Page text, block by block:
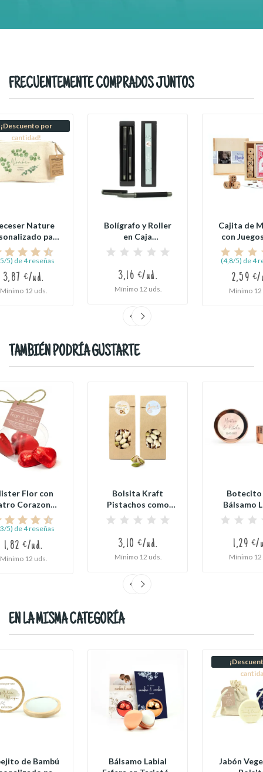
FRECUENTEMENTE COMPRADOS JUNTOS
¡Descuento por
cantidad!
Nature
para
Comunión
5) de 4 reseñas
3,87 €/ud.
Mínimo 12 uds.
Bolígrafo y Roller
en Caja
Personalizada
para...
3,16 €/ud.
Mínimo 12 uds.
Cajita de
con
(4,8/5) de 4
2,59 €/
Mínimo 12
TAMBIÉN PODRÍA GUSTARTE
Flor con
Corazones
Chocolate...
5) de 4 reseñas
1,82 €/ud.
Mínimo 12 uds.
Bolsita Kraft
Pistachos como
Regalos para...
3,10 €/ud.
Mínimo 12 uds.
Botecito
Bálsamo
como
Boda
1,29 €/
Mínimo 12
EN LA MISMA CATEGORÍA
de Bambú
Bálsamo Labial
Jabón